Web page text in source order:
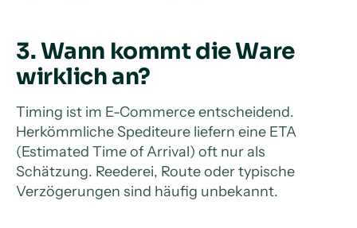
3. Wann kommt die Ware
wirklich an?
Timing ist im E-Commerce entscheidend.
Herkömmliche Spediteure liefern eine ETA
(Estimated Time of Arrival) oft nur als
Schätzung. Reederei, Route oder typische
Verzögerungen sind häufig unbekannt.